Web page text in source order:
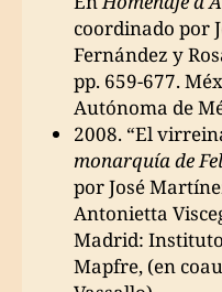
coordinado por
Fernández y
pp. 659-677.
Autónoma de
2008. “El
monarquía de
por José
Antonietta
Madrid:
Mapfre, (en